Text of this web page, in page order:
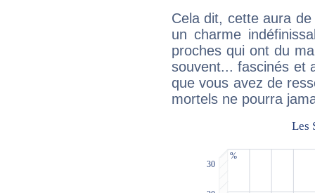
Cela dit, cette aura
un charme
proches qui ont du
souvent... fascinés et
que vous avez de
mortels ne pourra